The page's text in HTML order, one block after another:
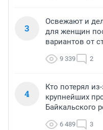
3
Освежают и
для женщин
вариантов от
9 339 2
4
Кто потерял
крупнейших
Байкальского
6 489 3